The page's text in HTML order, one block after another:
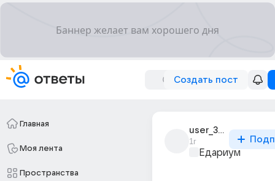
Создать пост
Главная
Моя лента
Пространства
user_318276679
1г
Едариум